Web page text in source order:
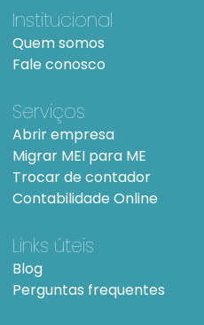
Institucional
Quem somos
Fale conosco
Serviços
Abrir empresa
Migrar MEI para ME
Trocar de contador
Contabilidade Online
Links úteis
Blog
Perguntas frequentes